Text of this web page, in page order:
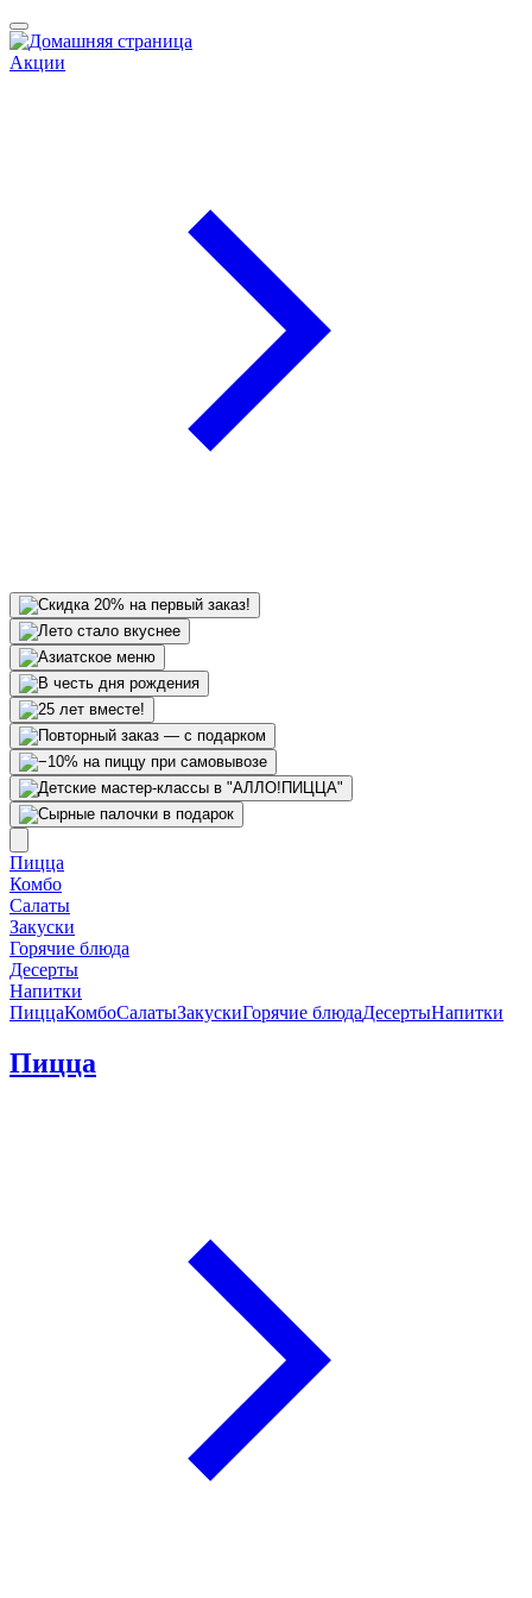
Акции
Пицца
Комбо
Салаты
Закуски
Горячие блюда
Десерты
Напитки
ПиццаКомбоСалатыЗакускиГорячие блюдаДесертыНапитки
Пицца